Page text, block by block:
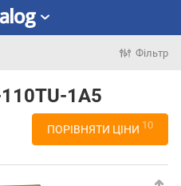
Фільтр
1A5
ПОРІВНЯТИ ЦІНИ 10